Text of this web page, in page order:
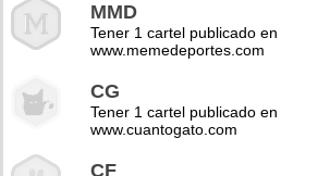
MMD
Tener 1 cartel publicado en
www.memedeportes.com
CG
Tener 1 cartel publicado en
www.cuantogato.com
CF